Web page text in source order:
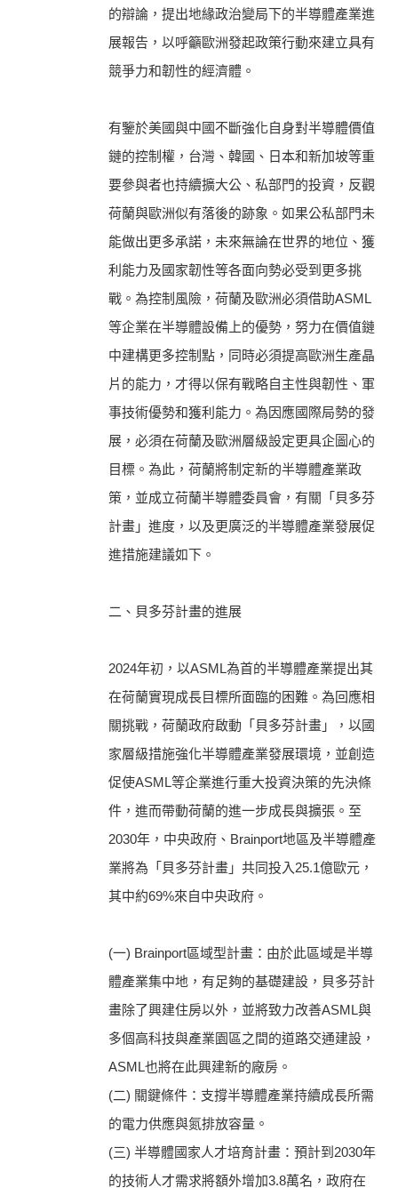
的辯論，提出地緣政治變局下的半導體產業進
展報告，以呼籲歐洲發起政策行動來建立具有
競爭力和韌性的經濟體。
有鑒於美國與中國不斷強化自身對半導體價值
鏈的控制權，台灣、韓國、日本和新加坡等重
要參與者也持續擴大公、私部門的投資，反觀
荷蘭與歐洲似有落後的跡象。如果公私部門未
能做出更多承諾，未來無論在世界的地位、獲
利能力及國家韌性等各面向勢必受到更多挑
戰。為控制風險，荷蘭及歐洲必須借助ASML
等企業在半導體設備上的優勢，努力在價值鏈
中建構更多控制點，同時必須提高歐洲生產晶
片的能力，才得以保有戰略自主性與韌性、軍
事技術優勢和獲利能力。為因應國際局勢的發
展，必須在荷蘭及歐洲層級設定更具企圖心的
目標。為此，荷蘭將制定新的半導體產業政
策，並成立荷蘭半導體委員會，有關「貝多芬
計畫」進度，以及更廣泛的半導體產業發展促
進措施建議如下。
二、貝多芬計畫的進展
2024年初，以ASML為首的半導體產業提出其
在荷蘭實現成長目標所面臨的困難。為回應相
關挑戰，荷蘭政府啟動「貝多芬計畫」，以國
家層級措施強化半導體產業發展環境，並創造
促使ASML等企業進行重大投資決策的先決條
件，進而帶動荷蘭的進一步成長與擴張。至
2030年，中央政府、Brainport地區及半導體產
業將為「貝多芬計畫」共同投入25.1億歐元，
其中約69%來自中央政府。
(一) Brainport區域型計畫：由於此區域是半導
體產業集中地，有足夠的基礎建設，貝多芬計
畫除了興建住房以外，並將致力改善ASML與
多個高科技與產業園區之間的道路交通建設，
ASML也將在此興建新的廠房。
(二) 關鍵條件：支撐半導體產業持續成長所需
的電力供應與氮排放容量。
(三) 半導體國家人才培育計畫：預計到2030年
的技術人才需求將額外增加3.8萬名，政府在